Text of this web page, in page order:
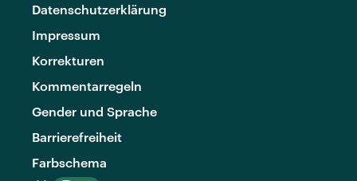
Datenschutzerklärung
Impressum
Korrekturen
Kommentarregeln
Gender und Sprache
Barrierefreiheit
Farbschema